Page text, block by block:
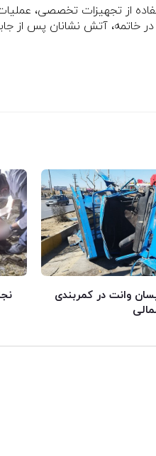
از تجهیزات تخصصی،
خاتمه، آتش نشانان پس از
وانت در کمربندی